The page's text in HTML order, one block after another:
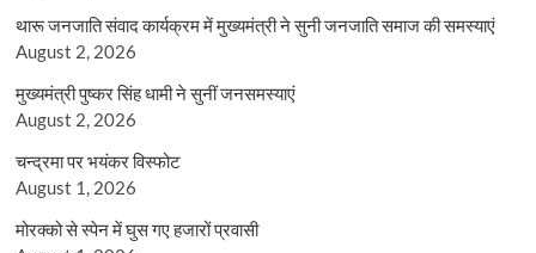
थारू जनजाति संवाद कार्यक्रम में मुख्यमंत्री ने सुनी जनजाति समाज की समस्याएं
August 2, 2026
मुख्यमंत्री पुष्कर सिंह धामी ने सुनीं जनसमस्याएं
August 2, 2026
चन्द्रमा पर भयंकर विस्फोट
August 1, 2026
मोरक्को से स्पेन में घुस गए हजारों प्रवासी